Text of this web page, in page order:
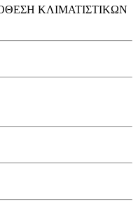
ΚΛΙΜΑΤΙΣΤΙΚΩΝ